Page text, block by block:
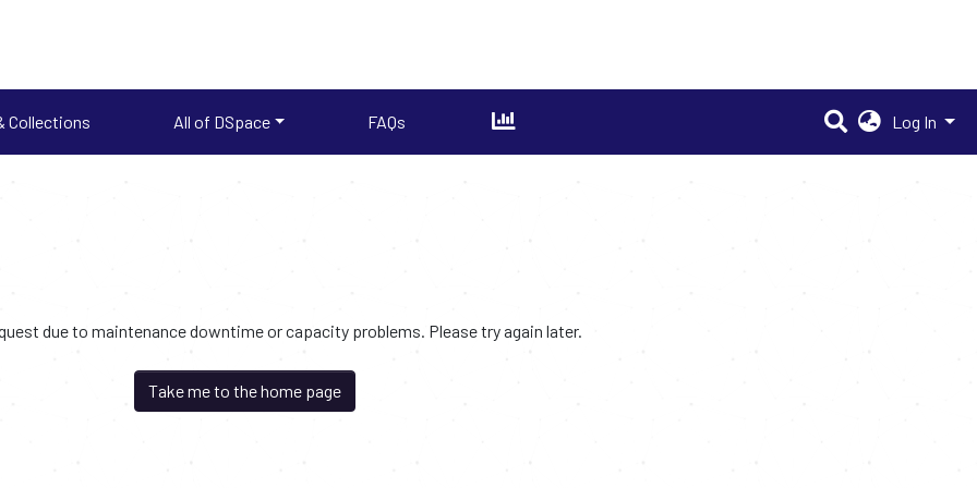
Collections All of DSpace FAQs Log In
due to maintenance downtime or capacity problems. Please try again later.
Take me to the home page